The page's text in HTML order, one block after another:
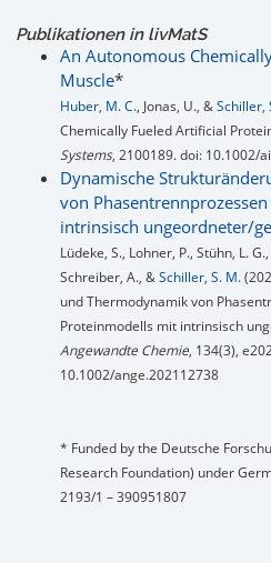
Publikationen in livMatS
An Autonomous
Muscle*
Huber, M. C., Jonas, U., &Schiller,
Chemically Fueled Artificial
Systems, 2100189. doi: 10.1002/
Dynamische
von
intrinsisch ungeordneter/
Lüdeke, S., Lohner, P., Stühn, L.
Schreiber, A., &Schiller, S. M.
und Thermodynamik von
Proteinmodells mit intrinsisch
Angewandte Chemie, 134(3),
10.1002/ange.202112738
* Funded by the Deutsche
Research Foundation) under
2193/1 – 390951807